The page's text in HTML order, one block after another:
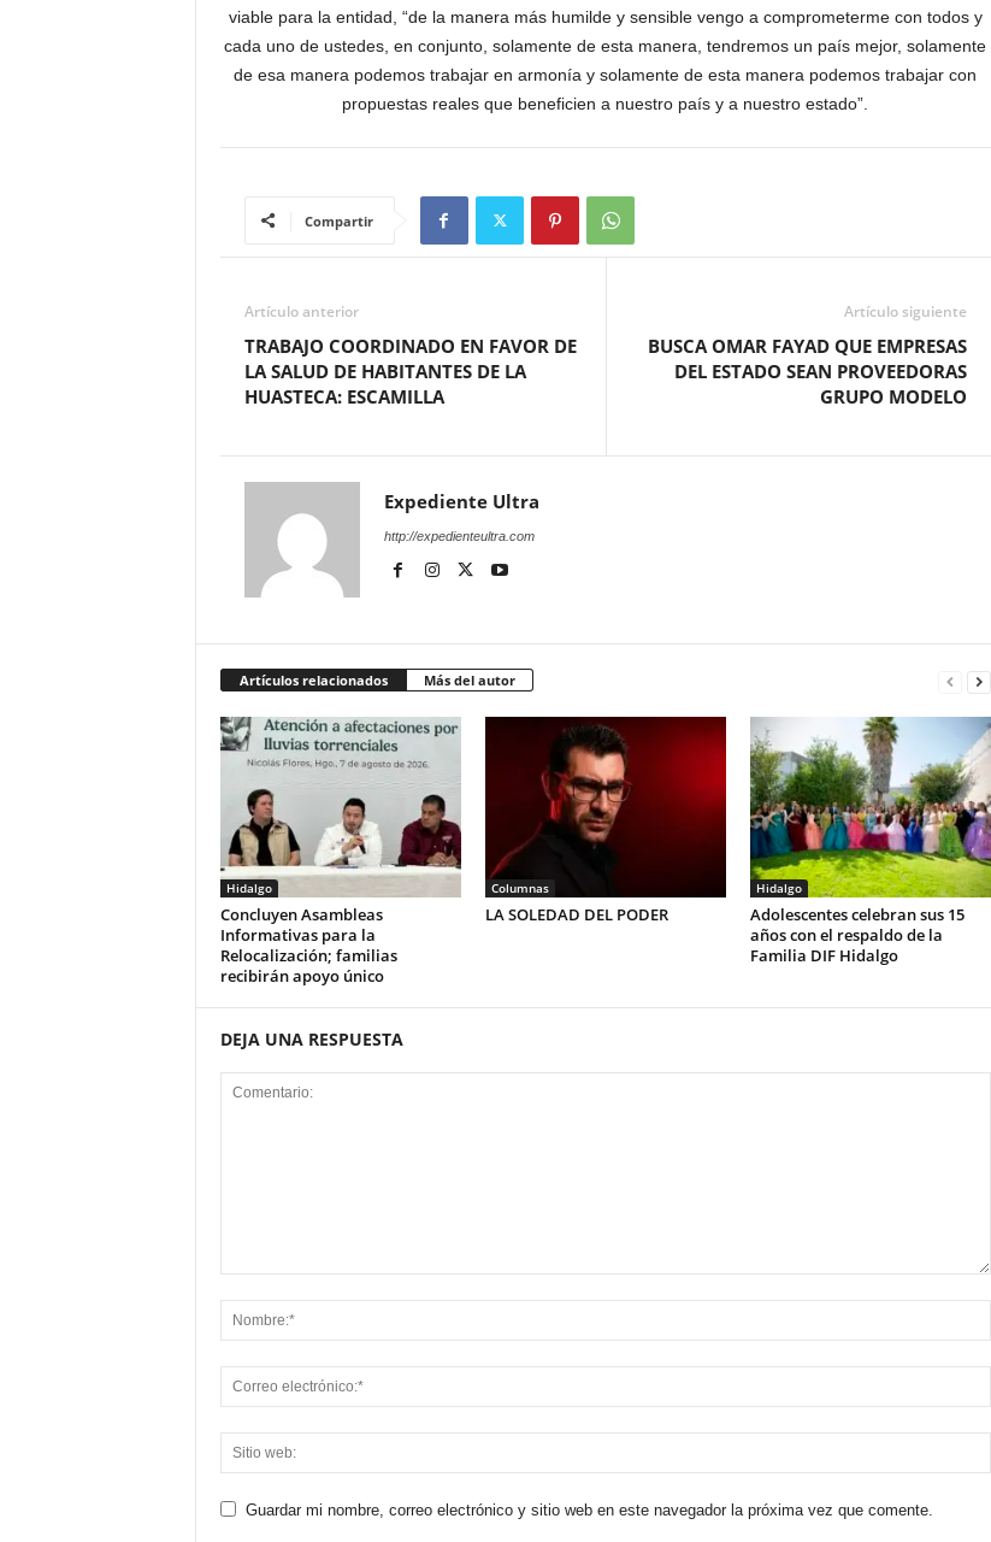
viable para la entidad, “de la manera más humilde y sensible vengo a comprometerme con todos y
cada uno de ustedes, en conjunto, solamente de esta manera, tendremos un país mejor, solamente
de esa manera podemos trabajar en armonía y solamente de esta manera podemos trabajar con
propuestas reales que beneficien a nuestro país y a nuestro estado”.
Compartir
Artículo anterior
TRABAJO COORDINADO EN FAVOR DE
LA SALUD DE HABITANTES DE LA
HUASTECA: ESCAMILLA
Artículo siguiente
BUSCA OMAR FAYAD QUE EMPRESAS
DEL ESTADO SEAN PROVEEDORAS
GRUPO MODELO
Expediente Ultra
http://expedienteultra.com
Artículos relacionados Más del autor
Hidalgo
Concluyen Asambleas
Informativas para la
Relocalización; familias
recibirán apoyo único
Columnas
LA SOLEDAD DEL PODER
Hidalgo
Adolescentes celebran sus 15
años con el respaldo de la
Familia DIF Hidalgo
DEJA UNA RESPUESTA
Guardar mi nombre, correo electrónico y sitio web en este navegador la próxima vez que comente.